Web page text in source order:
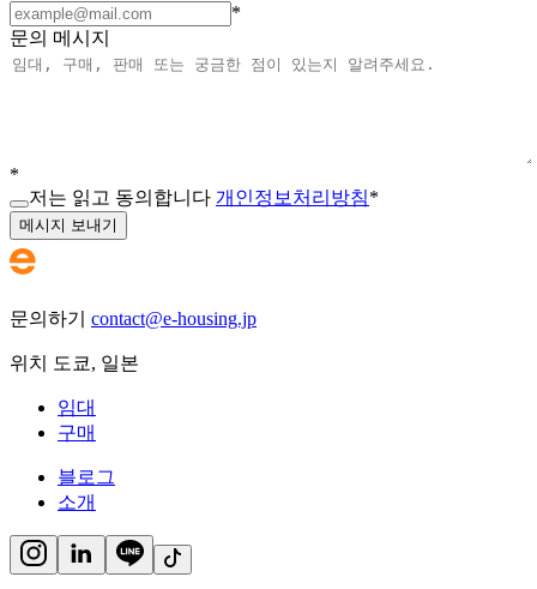
*
문의 메시지
*
저는 읽고 동의합니다 개인정보처리방침*
메시지 보내기
문의하기 contact@e-housing.jp
위치 도쿄, 일본
임대
구매
블로그
소개